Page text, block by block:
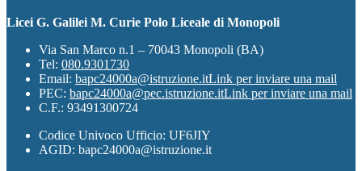
Licei G. Galilei M. Curie Polo Liceale di Monopoli
Via San Marco n.1 – 70043 Monopoli (BA)
Tel: 080.9301730
Email: bapc24000a@istruzione.itLink per inviare una mail
PEC: bapc24000a@pec.istruzione.itLink per inviare una mail
C.F.: 93491300724
Codice Univoco Ufficio: UF6JIY
AGID: bapc24000a@istruzione.it